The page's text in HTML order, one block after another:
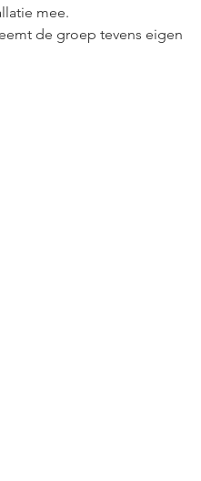
mee.
de groep tevens eigen